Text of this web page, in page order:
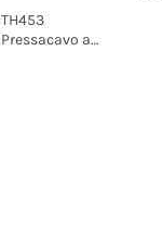
TH453
Pressacavo ad